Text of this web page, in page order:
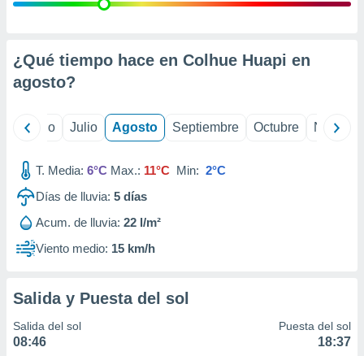
e
mediante
de
1199
¿Qué tiempo hace en Colhue Huapi en
agosto?
Junio Julio Agosto Septiembre Octubre
T. Media: 6°C Max.: 11°C Min: 2°C
Días de lluvia: 5 días
Acum. de lluvia: 22 l/m²
Viento medio: 15 km/h
Salida y Puesta del sol
Salida del sol
08:46
Puesta del sol
18:37